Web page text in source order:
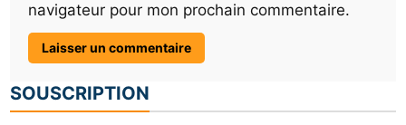
navigateur pour mon prochain commentaire.
SOUSCRIPTION